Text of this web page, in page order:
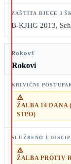
B-KJHG 2013,
Rokovi
Rokovi
ŽALBA 14 DANA
STPO)
ŽALBA PROTIV